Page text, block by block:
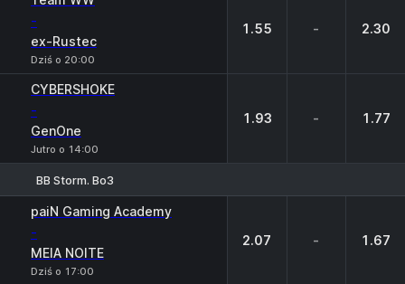
-
ex-Rustec
Dziś o 20:00
1.55 - 2.30
CYBERSHOKE
-
GenOne
Jutro o 14:00
1.93 - 1.77
BB Storm. Bo3
paiN Gaming Academy
-
MEIA NOITE
Dziś o 17:00
2.07 - 1.67